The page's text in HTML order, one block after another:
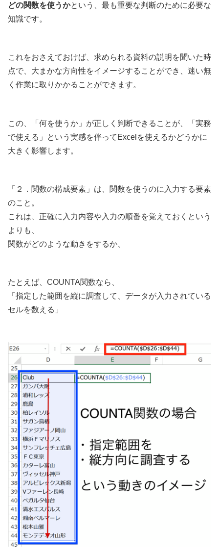
どの関数を使うかという、最も重要な判断のために必要な
知識です。
これをおさえておけば、求められる資料の説明を聞いた時
点で、大まかな方向性をイメージすることができ、迷い無
く作業に取りかかることができます。
この、「何を使うか」が正しく判断できることが、「実務
で使える」という実感を伴ってExcelを使えるかどうかに
大きく影響します。
「２．関数の構成要素」は、関数を使うのに入力する要素
のこと。
これは、正確に入力内容や入力の順番を覚えておくという
よりも、
関数がどのような動きをするか、
たとえば、COUNTA関数なら、
「指定した範囲を縦に調査して、データが入力されている
セルを数える」